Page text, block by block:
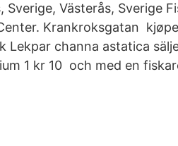
Sverige, Västerås, Sverige
Krankroksgatan
Lekpar channa astatica
1 kr 10 och med en